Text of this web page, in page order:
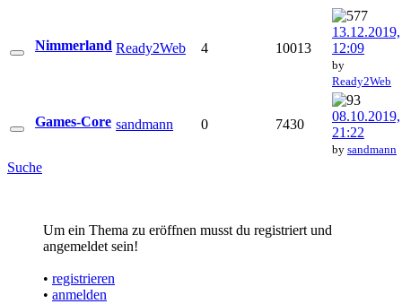
Nimmerland Ready2Web 4 10013
13.12.2019,
12:09
by
Ready2Web
Games-Core sandmann 0 7430
08.10.2019,
21:22
by sandmann
Suche
Um ein Thema zu eröffnen musst du registriert und
angemeldet sein!
• registrieren
• anmelden